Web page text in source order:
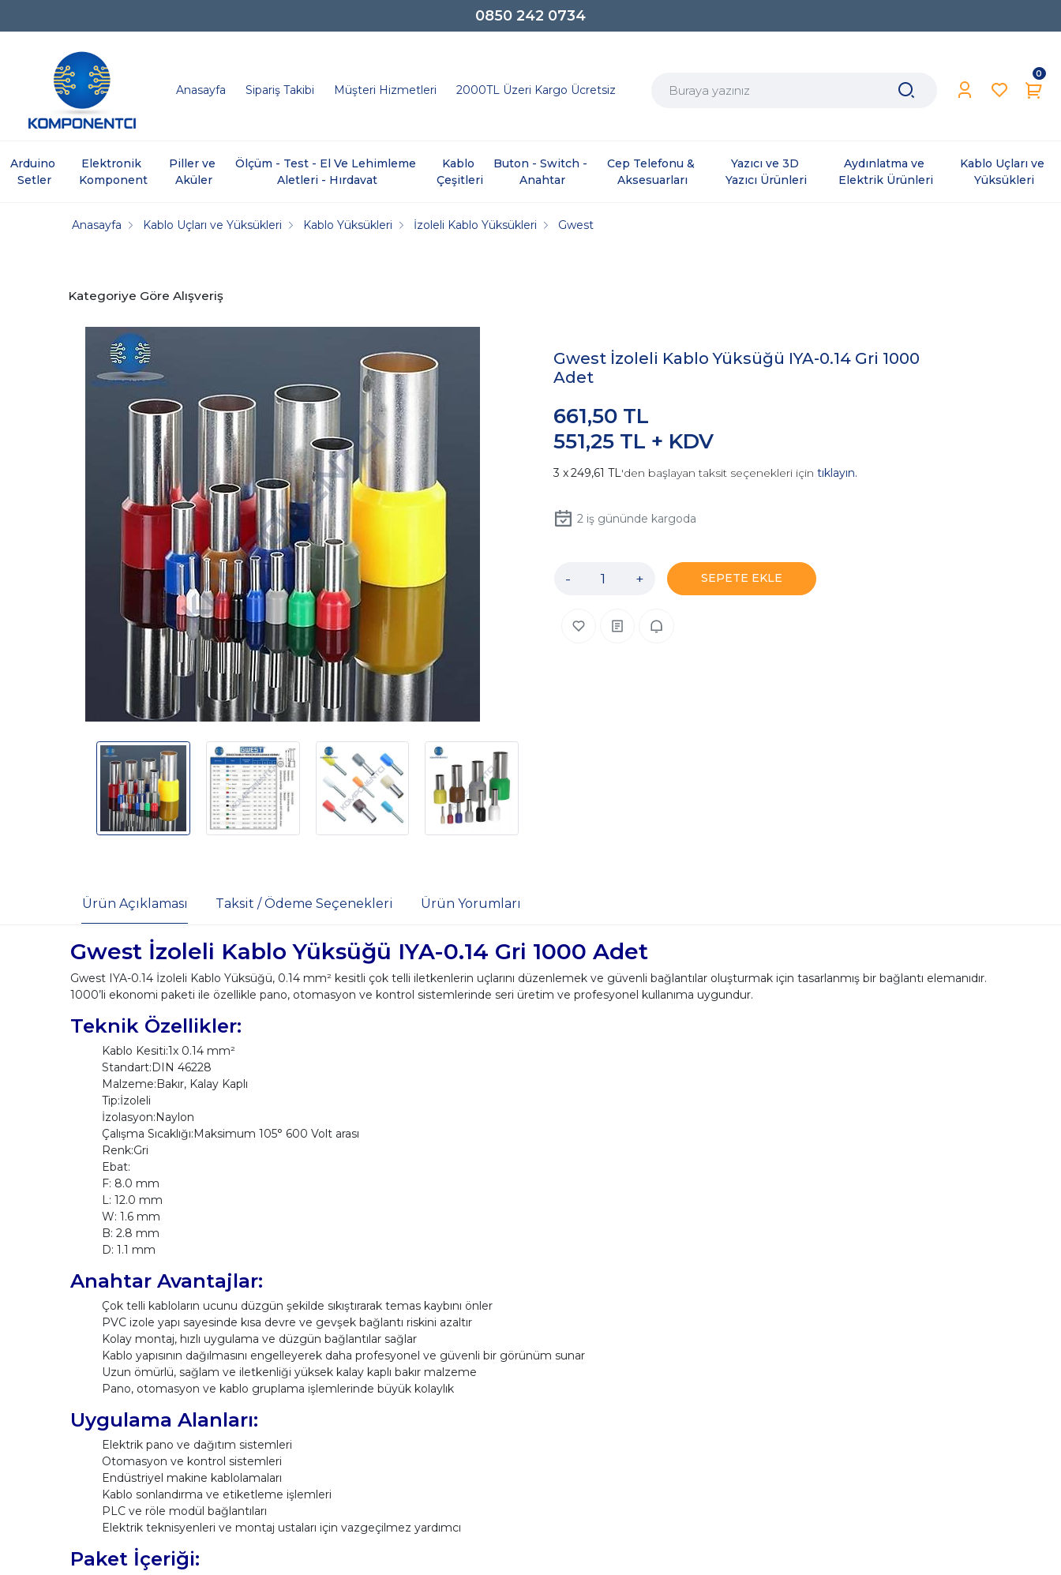
0850 242 0734
Anasayfa Sipariş Takibi Müşteri Hizmetleri 2000TL Üzeri Kargo Ücretsiz
0
Arduino
Setler
Elektronik
Komponent
Piller ve
Aküler
Ölçüm - Test - El Ve Lehimleme
Aletleri - Hırdavat
Kablo
Çeşitleri
Buton - Switch -
Anahtar
Cep Telefonu &
Aksesuarları
Yazıcı ve 3D
Yazıcı Ürünleri
Aydınlatma ve
Elektrik Ürünleri
Kablo Uçları ve
Yüksükleri
Anasayfa Kablo Uçları ve Yüksükleri Kablo Yüksükleri İzoleli Kablo Yüksükleri Gwest
Kategoriye Göre Alışveriş
Gwest İzoleli Kablo Yüksüğü IYA-0.14 Gri 1000
Adet
551,25 TL + KDV
661,50 TL
249,61 TL'den başlayan taksit seçenekleri için tıklayın.
2iş gününde kargoda
- + SEPETE EKLE
Ürün Açıklaması Taksit / Ödeme Seçenekleri Ürün Yorumları
Gwest İzoleli Kablo Yüksüğü IYA-0.14 Gri 1000 Adet
Gwest IYA-0.14 İzoleli Kablo Yüksüğü, 0.14 mm² kesitli çok telli iletkenlerin uçlarını düzenlemek ve güvenli bağlantılar oluşturmak için tasarlanmış bir bağlantı elemanıdır.
1000’li ekonomi paketi ile özellikle pano, otomasyon ve kontrol sistemlerinde seri üretim ve profesyonel kullanıma uygundur.
Teknik Özellikler:
Kablo Kesiti:1x 0.14 mm²
Standart:DIN 46228
Malzeme:Bakır, Kalay Kaplı
Tip:İzoleli
İzolasyon:Naylon
Çalışma Sıcaklığı:Maksimum 105° 600 Volt arası
Renk:Gri
Ebat:
F: 8.0 mm
L: 12.0 mm
W: 1.6 mm
B: 2.8 mm
D: 1.1 mm
Anahtar Avantajlar:
Çok telli kabloların ucunu düzgün şekilde sıkıştırarak temas kaybını önler
PVC izole yapı sayesinde kısa devre ve gevşek bağlantı riskini azaltır
Kolay montaj, hızlı uygulama ve düzgün bağlantılar sağlar
Kablo yapısının dağılmasını engelleyerek daha profesyonel ve güvenli bir görünüm sunar
Uzun ömürlü, sağlam ve iletkenliği yüksek kalay kaplı bakır malzeme
Pano, otomasyon ve kablo gruplama işlemlerinde büyük kolaylık
Uygulama Alanları:
Elektrik pano ve dağıtım sistemleri
Otomasyon ve kontrol sistemleri
Endüstriyel makine kablolamaları
Kablo sonlandırma ve etiketleme işlemleri
PLC ve röle modül bağlantıları
Elektrik teknisyenleri ve montaj ustaları için vazgeçilmez yardımcı
Paket İçeriği: